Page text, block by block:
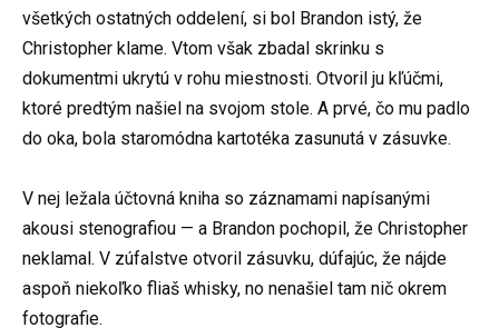
všetkých ostatných oddelení, si bol Brandon istý, že
Christopher klame. Vtom však zbadal skrinku s
dokumentmi ukrytú v rohu miestnosti. Otvoril ju kľúčmi,
ktoré predtým našiel na svojom stole. A prvé, čo mu padlo
do oka, bola staromódna kartotéka zasunutá v zásuvke.
V nej ležala účtovná kniha so záznamami napísanými
akousi stenografiou — a Brandon pochopil, že Christopher
neklamal. V zúfalstve otvoril zásuvku, dúfajúc, že nájde
aspoň niekoľko fliaš whisky, no nenašiel tam nič okrem
fotografie.